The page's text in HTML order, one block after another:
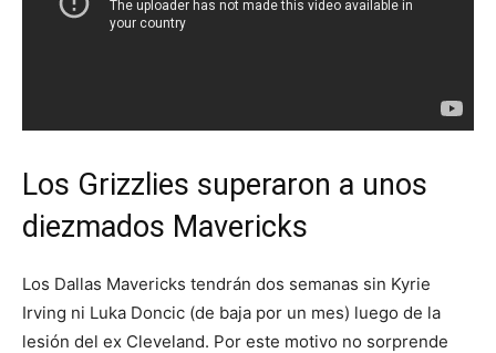
Los Grizzlies superaron a unos
diezmados Mavericks
Los Dallas Mavericks tendrán dos semanas sin Kyrie
Irving ni Luka Doncic (de baja por un mes) luego de la
lesión del ex Cleveland. Por este motivo no sorprende